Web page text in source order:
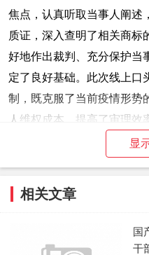
焦点，认真听取当事人阐述
质证，深入查明了相关商标
好地作出裁判、充分保护当
定了良好基础。此次线上口
制，既克服了当前疫情形势
人维权成本，提高了审理效
显
相关文章
国
干